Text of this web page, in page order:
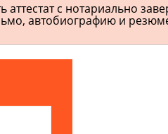
с нотариально
автобиографию и